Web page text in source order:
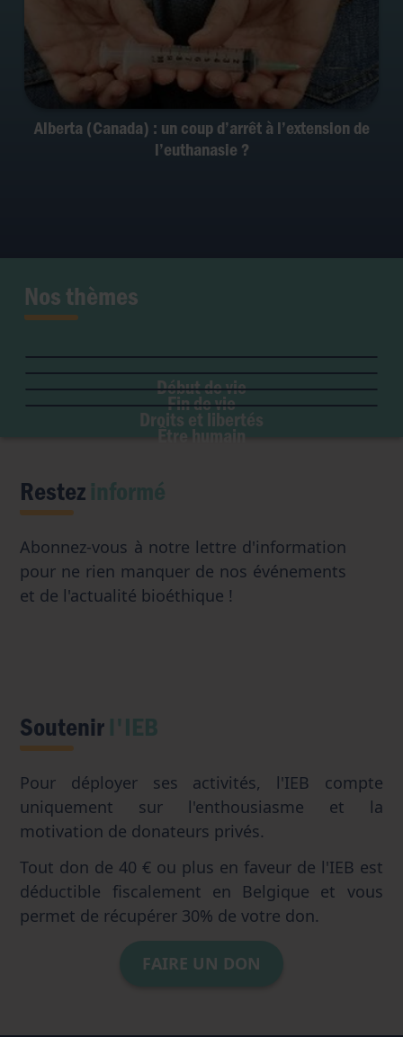
Alberta (Canada) : un coup d’arrêt à l’extension de
l’euthanasie ?
Nos thèmes
Début de vie
Fertilité et grossesse
Embryon
GPA
Avortement
Fin de vie
Euthanasie
Don d'organes
Droits et libertés
Liberté de conscience
Liberté institutionnelle
Accès aux origines
Être humain
Maladie & handicap
Genre & sexualité
Eugénisme
Transhumanisme
Restezinformé
Abonnez-vous à notre lettre d'information
pour ne rien manquer de nos événements
et de l'actualité bioéthique !
Soutenirl'IEB
Pour déployer ses activités, l'IEB compte
uniquement sur l'enthousiasme et la
motivation de donateurs privés.
Tout don de 40 € ou plus en faveur de l'IEB est
déductible fiscalement en Belgique et vous
permet de récupérer 30% de votre don.
FAIRE UN DON